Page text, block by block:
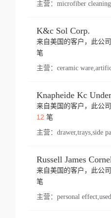
主营： microfiber
K&c Sol Corp.
来自美国的客户，此公
笔
主营： ceramic
来自美国的客户，此公
12 笔
主营：
来自美国的客户，此公
笔
主营：